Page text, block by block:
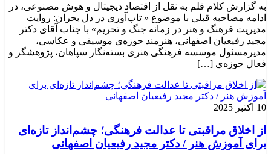
به گزارش کلام قلم به نقل از اقتصاد دیجیتال و هوش مصنوعی، در
ادامه مصاحبه قبلی با موضوع « تاب‌آوری در دل بحران: روایت
مدیریت فرهنگ و هنر در زمانه جنگ و تحریم» با جناب آقای دکتر
مجید رفیعیان اصفهانی، هنرمند حوزه‌ی موسیقی و عکاسی،
مدیرمسئول موسسه فرهنگی هنری بسته‌نگار سپاهان، پژوهشگر و
فعال حوزه‌ي‌ […]
10 اکتبر 2025
از اخلاق مراقبتی تا عدالت فرهنگی؛ چشم‌انداز تازه‌ای
برای آموزش هنر / دکتر مجید رفیعیان اصفهانی